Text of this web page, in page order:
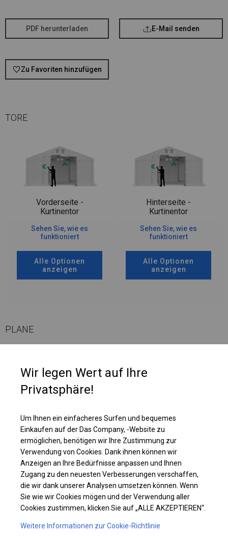
PDF herunterladen E-Mail senden
Zu Favoriten hinzufügen
TORE
Vorderseite -
Kurtinentor
Sehen Sie, wie es
funktioniert
Alle Optionen
anzeigen
Hinterseite -
Kurtinentor
Sehen Sie, wie es
funktioniert
Alle Optionen
anzeigen
PLANE
erhältlich. Im oberen Teil der Seitenwände sind runde Fenster mit einer
Größe von ca. 39 cm angebracht. Dank dieser Platzierung ist das Innere
des Zeltes beleuchtet, aber für Außenstehende unsichtbar.
Einzelheiten ansehen
Plane ändern
KONSTRUKTION
WINTER
Wir legen Wert auf Ihre
Privatsphäre!
Um Ihnen ein einfacheres Surfen und bequemes
Einkaufen auf der Das Company, -Website zu
ermöglichen, benötigen wir Ihre Zustimmung zur
Verwendung von Cookies. Dank ihnen können wir
Anzeigen an Ihre Bedürfnisse anpassen und Ihnen
Zugang zu den neuesten Verbesserungen verschaffen,
die wir dank unserer Analysen umsetzen können. Wenn
Sie wie wir Cookies mögen und der Verwendung aller
Cookies zustimmen, klicken Sie auf „ALLE AKZEPTIEREN“.
Weitere Informationen zur Cookie-Richtlinie